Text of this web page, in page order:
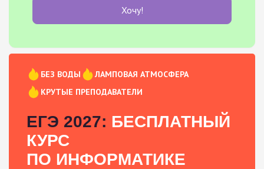
Хочу!
БЕЗ ВОДЫ
ЛАМПОВАЯ АТМОСФЕРА
КРУТЫЕ ПРЕПОДАВАТЕЛИ
ЕГЭ 2027: БЕСПЛАТНЫЙ
КУРС
ПО ИНФОРМАТИКЕ